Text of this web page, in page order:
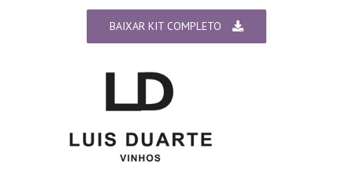
BAIXAR KIT COMPLETO